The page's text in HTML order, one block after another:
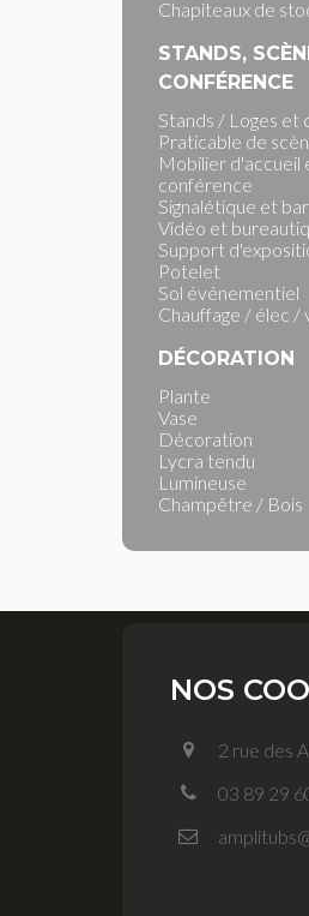
Chapiteaux de
STANDS,
CONFÉRENCE
Stands / Loges et
Praticable de
Mobilier d'accueil
conférence
Signalétique et
Vidéo et
Support
Potelet
Sol événementiel
Chauffage / élec /
DÉCORATION
Plante
Vase
Décoration
Lycra tendu
Lumineuse
Champêtre / Bois
NOS
2 rue des
03 89 29